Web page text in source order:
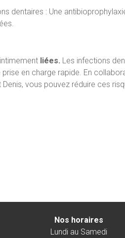
dentaires : Une
liées. Les infections
en charge rapide. En
vous pouvez réduire ces
Nos horaires
Lundi au Samedi